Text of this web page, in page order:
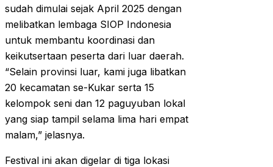
sudah dimulai sejak April 2025 dengan
melibatkan lembaga SIOP Indonesia
untuk membantu koordinasi dan
keikutsertaan peserta dari luar daerah.
“Selain provinsi luar, kami juga libatkan
20 kecamatan se-Kukar serta 15
kelompok seni dan 12 paguyuban lokal
yang siap tampil selama lima hari empat
malam,” jelasnya.
Festival ini akan digelar di tiga lokasi